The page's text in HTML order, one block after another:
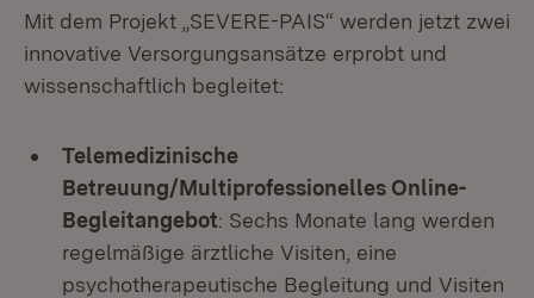
Mit dem Projekt „SEVERE-PAIS“ werden jetzt zwei
innovative Versorgungsansätze erprobt und
wissenschaftlich begleitet:
Telemedizinische
Betreuung/Multiprofessionelles Online-
Begleitangebot: Sechs Monate lang werden
regelmäßige ärztliche Visiten, eine
psychotherapeutische Begleitung und Visiten